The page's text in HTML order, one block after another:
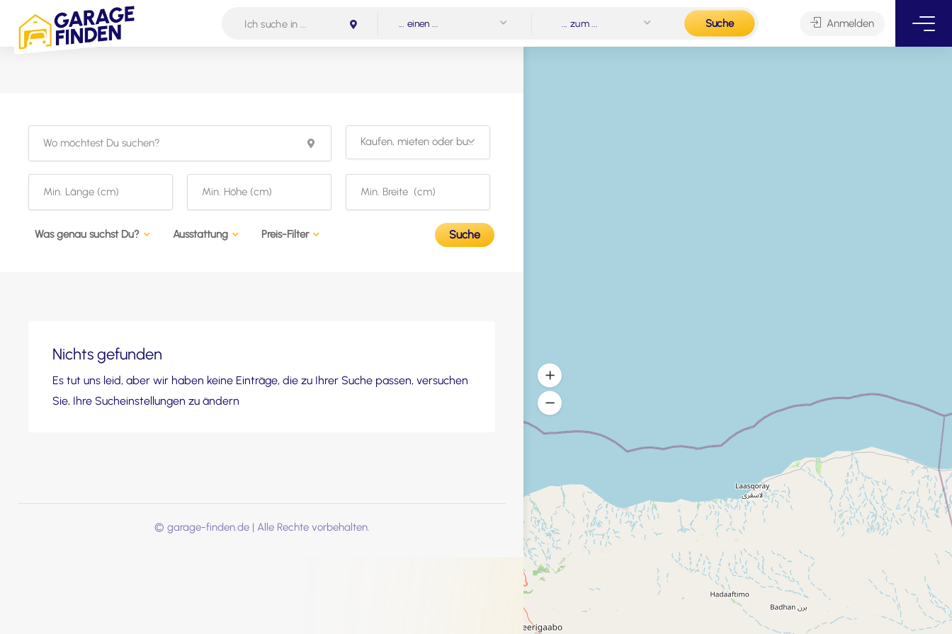
... einen ... ... zum ... Suche Anmelden
Kaufen, mieten oder buchen?
Was genau suchst Du? Ausstattung Preis-Filter Suche
Nichts gefunden
Es tut uns leid, aber wir haben keine Einträge, die zu Ihrer Suche passen, versuchen
Sie, Ihre Sucheinstellungen zu ändern
© garage-finden.de | Alle Rechte vorbehalten.